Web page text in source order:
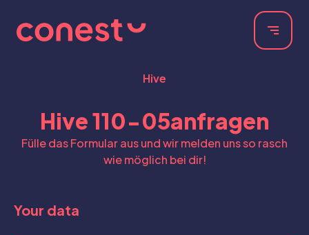
Hive
Hive 110-05anfragen
Fülle das Formular aus und wir melden uns so rasch
wie möglich bei dir!
Your data